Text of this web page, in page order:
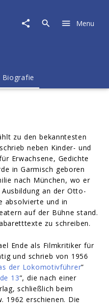
Menu
Biografie
zu den bekanntesten
neben Kinder- und
Erwachsene, Gedichte
in Garmisch geboren
nach München, wo er
an der Otto-
absolvierte und in
auf der Bühne stand.
zu schreiben.
Ende als Filmkritiker für
und schrieb von 1956
der Lokomotivführer”
13”, die nach einer
schließlich beim
1962 erschienen. Die